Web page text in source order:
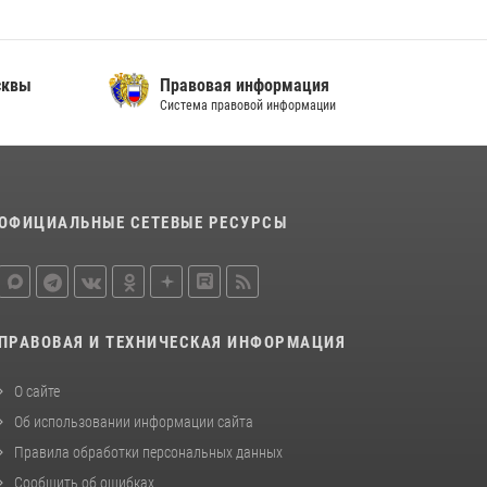
(виео)
15 июля 2026, 14:00 8 1
Центр профессиональной подготовки
32-летие (видео)
Правовая информация
Система правовой информации
СЕТЕВЫЕ РЕСУРСЫ
ПРАВОВАЯ И ТЕХНИЧЕСКАЯ ИНФОРМАЦИЯ
О сайте
Об использовании информации сайта
Правила обработки персональных данных
Сообщить об ошибках